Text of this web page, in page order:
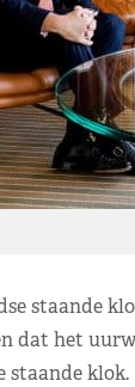
staande
dat het
staande